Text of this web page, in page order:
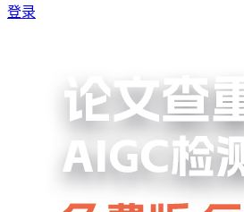
登录